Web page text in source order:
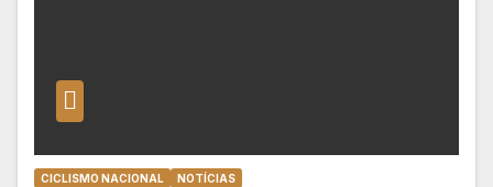
CICLISMO NACIONAL NOTÍCIAS